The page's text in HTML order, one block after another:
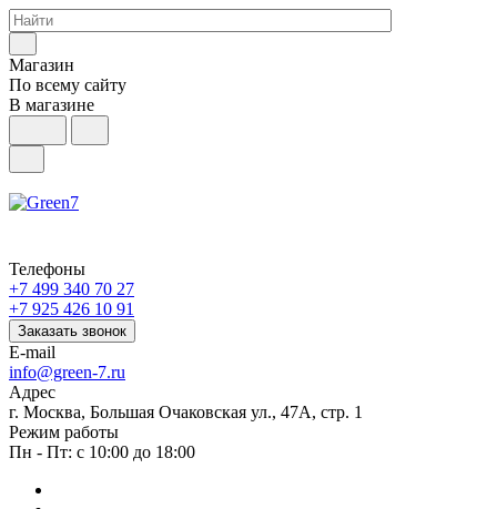
Магазин
По всему сайту
В магазине
Телефоны
+7 499 340 70 27
+7 925 426 10 91
Заказать звонок
E-mail
info@green-7.ru
Адрес
г. Москва, Большая Очаковская ул., 47А, стр. 1
Режим работы
Пн - Пт: с 10:00 до 18:00